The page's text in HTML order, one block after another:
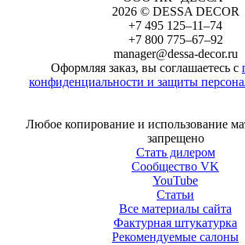
2026 © DESSA DECOR
+7 495 125–11–74
+7 800 775–67–92
manager@dessa-decor.ru
Оформляя заказ, вы соглашаетесь с
конфиденциальности и защиты
Любое копирование и использование
запрещено
Стать дилером
Сообщество VK
YouTube
Статьи
Все материалы сайта
Фактурная штукатурка
Рекомендуемые салоны